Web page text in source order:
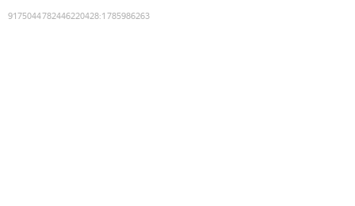
9175044782446220428:1785986263